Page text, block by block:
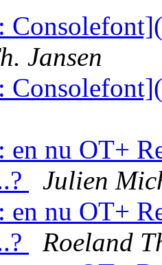
Jansen
nu OT+
Julien
nu OT+
Roeland